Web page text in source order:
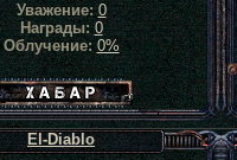
Уважение:0
Награды: 0
Облучение:0%
Хабар сталкера
El-Diablo